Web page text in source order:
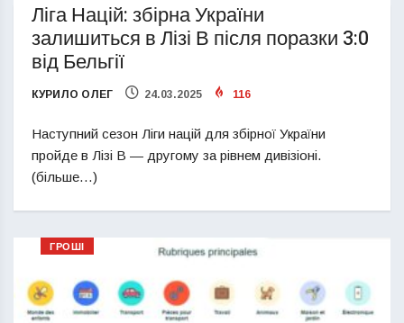
Ліга Націй: збірна України
залишиться в Лізі В після поразки 3:0
від Бельгії
КУРИЛО ОЛЕГ 24.03.2025 116
Наступний сезон Ліги націй для збірної України
пройде в Лізі В — другому за рівнем дивізіоні.
(більше…)
ГРОШІ